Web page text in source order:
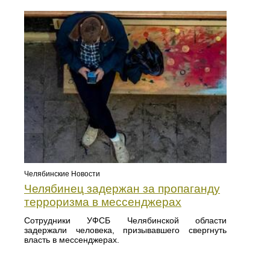
Челябинские Новости
Челябинец задержан за пропаганду
терроризма в мессенджерах
Сотрудники УФСБ Челябинской области
задержали человека, призывавшего свергнуть
власть в мессенджерах.